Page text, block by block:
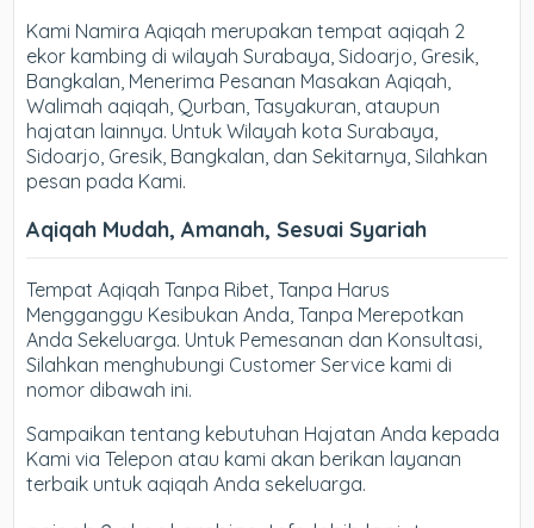
Kami Namira Aqiqah merupakan tempat aqiqah 2
ekor kambing di wilayah Surabaya, Sidoarjo, Gresik,
Bangkalan, Menerima Pesanan Masakan Aqiqah,
Walimah aqiqah, Qurban, Tasyakuran, ataupun
hajatan lainnya. Untuk Wilayah kota Surabaya,
Sidoarjo, Gresik, Bangkalan, dan Sekitarnya, Silahkan
pesan pada Kami.
Aqiqah Mudah, Amanah, Sesuai Syariah
Tempat Aqiqah Tanpa Ribet, Tanpa Harus
Mengganggu Kesibukan Anda, Tanpa Merepotkan
Anda Sekeluarga. Untuk Pemesanan dan Konsultasi,
Silahkan menghubungi Customer Service kami di
nomor dibawah ini.
Sampaikan tentang kebutuhan Hajatan Anda kepada
Kami via Telepon atau kami akan berikan layanan
terbaik untuk aqiqah Anda sekeluarga.